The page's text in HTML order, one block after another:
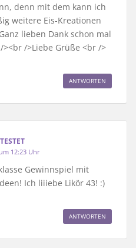
denn mit dem kann ich
weitere Eis-Kreationen
lieben Dank schon mal
><br />Liebe Grüße <br />
ANTWORTEN
12:23 Uhr
Gewinnspiel mit
Ich liiiebe Likör 43! :)
ANTWORTEN